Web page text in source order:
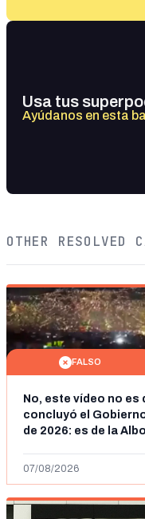
Usa tus
Ayúdanos en esta
OTHER RESOLVED
FALSO
No, este vídeo no
concluyó el
de 2026: es de la
07/08/2026